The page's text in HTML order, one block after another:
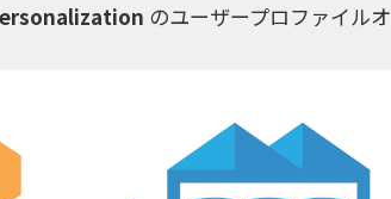
のユーザープロファイルオ